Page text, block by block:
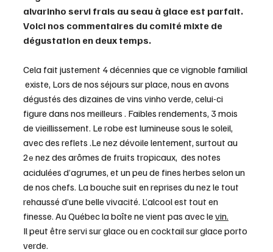
alvarinho servi frais au seau à glace est parfait.
Voici nos commentaires du comité mixte de
dégustation en deux temps.
Cela fait justement 4 décennies que ce vignoble familial
existe, Lors de nos séjours sur place, nous en avons
dégustés des dizaines de vins vinho verde, celui-ci
figure dans nos meilleurs . Faibles rendements, 3 mois
de vieillissement. Le robe est lumineuse sous le soleil,
avec des reflets .Le nez dévoile lentement, surtout au
2e nez des arômes de fruits tropicaux,  des notes
acidulées d’agrumes, et un peu de fines herbes selon un
de nos chefs. La bouche suit en reprises du nez le tout
rehaussé d’une belle vivacité. L’alcool est tout en
finesse. Au Québec la boîte ne vient pas avec le vin.
Il peut être servi sur glace ou en cocktail sur glace porto
verde.